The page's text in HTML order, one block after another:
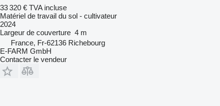
33 320 € TVA incluse
Matériel de travail du sol - cultivateur
2024
Largeur de couverture 4 m
France, Fr-62136 Richebourg
E-FARM GmbH
Contacter le vendeur